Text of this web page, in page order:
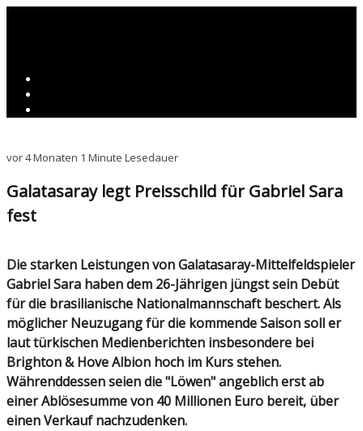
vor 4 Monaten 1 Minute Lesedauer
Galatasaray legt Preisschild für Gabriel Sara
fest
Die starken Leistungen von Galatasaray-Mittelfeldspieler
Gabriel Sara haben dem 26-Jährigen jüngst sein Debüt
für die brasilianische Nationalmannschaft beschert. Als
möglicher Neuzugang für die kommende Saison soll er
laut türkischen Medienberichten insbesondere bei
Brighton & Hove Albion hoch im Kurs stehen.
Währenddessen seien die "Löwen" angeblich erst ab
einer Ablösesumme von 40 Millionen Euro bereit, über
einen Verkauf nachzudenken.